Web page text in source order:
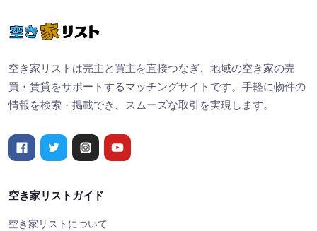
空き家リストは売主と買主を直接つなぎ、地域の空き家の売
買・賃貸をサポートするマッチングサイトです。手軽に物件の
情報を検索・掲載でき、スムーズな取引を実現します。
空き家リストガイド
空き家リストについて